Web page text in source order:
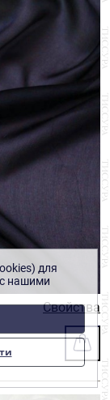
Свойства
для
нашими